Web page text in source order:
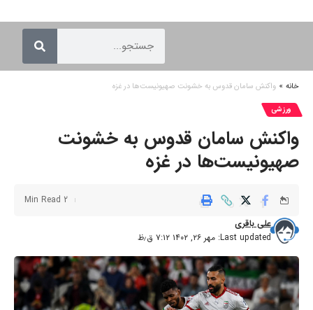
خانه » واکنش سامان قدوس به خشونت صهیونیست‌ها در غزه
ورزشی
واکنش سامان قدوس به خشونت
صهیونیست‌ها در غزه
Last updated: مهر ۲۶, ۱۴۰۲ ۷:۱۲ ق٫ظ
علی باقری
2 Min Read